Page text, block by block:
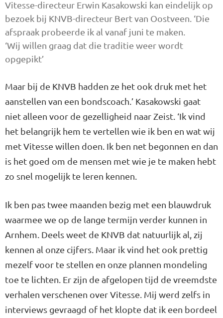
Vitesse-directeur Erwin Kasakowski kan eindelijk op
bezoek bij KNVB-directeur Bert van Oostveen. ‘Die
afspraak probeerde ik al vanaf juni te maken.
‘Wij willen graag dat die traditie weer wordt
opgepikt’
Maar bij de KNVB hadden ze het ook druk met het
aanstellen van een bondscoach.’ Kasakowski gaat
niet alleen voor de gezelligheid naar Zeist. ‘Ik vind
het belangrijk hem te vertellen wie ik ben en wat wij
met Vitesse willen doen. Ik ben net begonnen en dan
is het goed om de mensen met wie je te maken hebt
zo snel mogelijk te leren kennen.
Ik ben pas twee maanden bezig met een blauwdruk
waarmee we op de lange termijn verder kunnen in
Arnhem. Deels weet de KNVB dat natuurlijk al, zij
kennen al onze cijfers. Maar ik vind het ook prettig
mezelf voor te stellen en onze plannen mondeling
toe te lichten. Er zijn de afgelopen tijd de vreemdste
verhalen verschenen over Vitesse. Mij werd zelfs in
interviews gevraagd of het klopte dat ik een bordeel